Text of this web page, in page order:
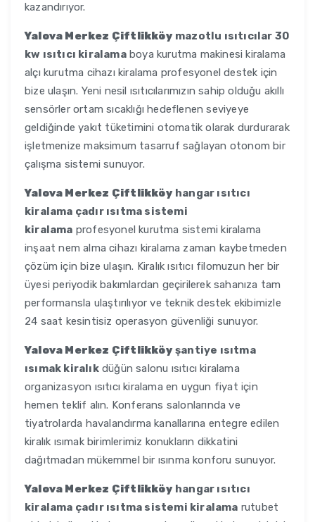
kazandırıyor.
Yalova Merkez Çiftlikköymazotlu ısıtıcılar 30
kw ısıtıcı kiralamaboya kurutma makinesi kiralama
alçı kurutma cihazı kiralama profesyonel destek için
bize ulaşın. Yeni nesil ısıtıcılarımızın sahip olduğu akıllı
sensörler ortam sıcaklığı hedeflenen seviyeye
geldiğinde yakıt tüketimini otomatik olarak durdurarak
işletmenize maksimum tasarruf sağlayan otonom bir
çalışma sistemi sunuyor.
Yalova Merkez Çiftlikköyhangar ısıtıcı
kiralama çadır ısıtma sistemi
kiralama profesyonel kurutma sistemi kiralama
inşaat nem alma cihazı kiralama zaman kaybetmeden
çözüm için bize ulaşın. Kiralık ısıtıcı filomuzun her bir
üyesi periyodik bakımlardan geçirilerek sahanıza tam
performansla ulaştırılıyor ve teknik destek ekibimizle
24 saat kesintisiz operasyon güvenliği sunuyor.
Yalova Merkez Çiftlikköyşantiye ısıtma
ısımak kiralıkdüğün salonu ısıtıcı kiralama
organizasyon ısıtıcı kiralama en uygun fiyat için
hemen teklif alın. Konferans salonlarında ve
tiyatrolarda havalandırma kanallarına entegre edilen
kiralık ısımak birimlerimiz konukların dikkatini
dağıtmadan mükemmel bir ısınma konforu sunuyor.
Yalova Merkez Çiftlikköyhangar ısıtıcı
kiralama çadır ısıtma sistemi kiralama rutubet